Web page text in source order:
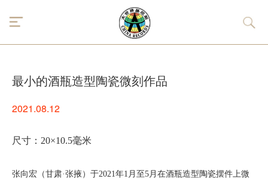
最小的酒瓶造型陶瓷微刻作品
2021.08.12
尺寸： 20×10.5毫米
张向宏（甘肃·张掖）于2021年1月至5月在酒瓶造型陶瓷摆件上微